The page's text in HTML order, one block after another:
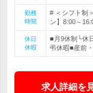
勤務
時間
# ＜シフト制
ン】8:00～
休日
休暇
■月9休制└休
弔休暇■産前
求人詳細を